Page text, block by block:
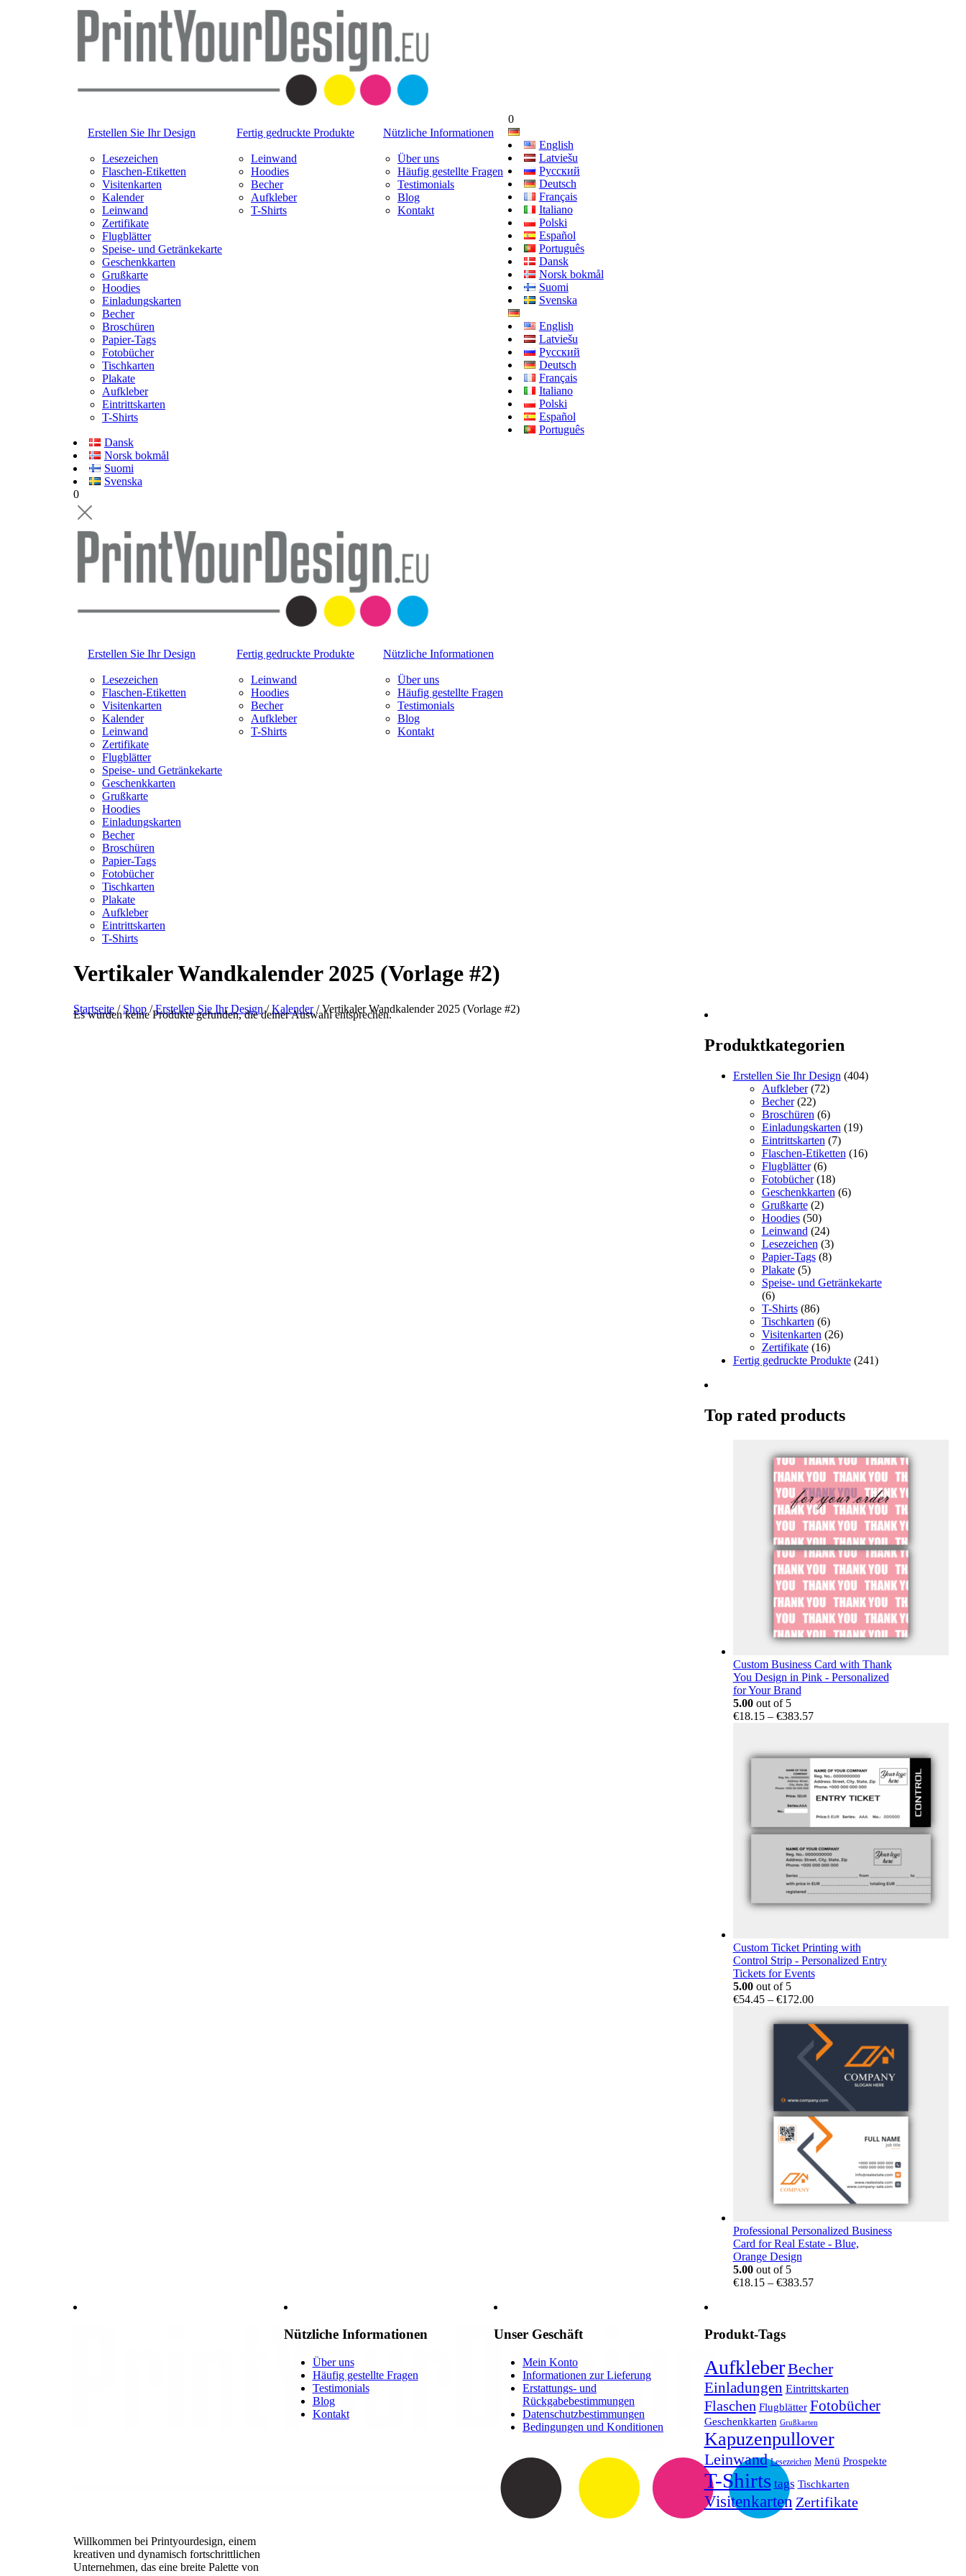
Erstellen Sie Ihr Design
Lesezeichen
Flaschen-Etiketten
Visitenkarten
Kalender
Leinwand
Zertifikate
Flugblätter
Speise- und Getränkekarte
Geschenkkarten
Grußkarte
Hoodies
Einladungskarten
Becher
Broschüren
Papier-Tags
Fotobücher
Tischkarten
Plakate
Aufkleber
Eintrittskarten
T-Shirts
Fertig gedruckte Produkte
Leinwand
Hoodies
Becher
Aufkleber
T-Shirts
Nützliche Informationen
Über uns
Häufig gestellte Fragen
Testimonials
Blog
Kontakt
0
English
Latviešu
Русский
Deutsch
Français
Italiano
Polski
Español
Português
Dansk
Norsk bokmål
Suomi
Svenska
English
Latviešu
Русский
Deutsch
Français
Italiano
Polski
Español
Português
Dansk
Norsk bokmål
Suomi
Svenska
0
Erstellen Sie Ihr Design
Lesezeichen
Flaschen-Etiketten
Visitenkarten
Kalender
Leinwand
Zertifikate
Flugblätter
Speise- und Getränkekarte
Geschenkkarten
Grußkarte
Hoodies
Einladungskarten
Becher
Broschüren
Papier-Tags
Fotobücher
Tischkarten
Plakate
Aufkleber
Eintrittskarten
T-Shirts
Fertig gedruckte Produkte
Leinwand
Hoodies
Becher
Aufkleber
T-Shirts
Nützliche Informationen
Über uns
Häufig gestellte Fragen
Testimonials
Blog
Kontakt
Vertikaler Wandkalender 2025 (Vorlage #2)
Startseite / Shop /Erstellen Sie Ihr Design/Kalender/ Vertikaler Wandkalender 2025 (Vorlage #2)
Es wurden keine Produkte gefunden, die deiner Auswahl entsprechen.
Produktkategorien
Erstellen Sie Ihr Design (404)
Aufkleber (72)
Becher (22)
Broschüren (6)
Einladungskarten (19)
Eintrittskarten (7)
Flaschen-Etiketten (16)
Flugblätter (6)
Fotobücher (18)
Geschenkkarten (6)
Grußkarte (2)
Hoodies (50)
Leinwand (24)
Lesezeichen (3)
Papier-Tags (8)
Plakate (5)
Speise- und Getränkekarte
(6)
T-Shirts (86)
Tischkarten (6)
Visitenkarten (26)
Zertifikate (16)
Fertig gedruckte Produkte (241)
Top rated products
Custom Business Card with Thank
You Design in Pink - Personalized
for Your Brand
5.00out of 5
€18.15 – €383.57Price
through
€383.57
Custom Ticket Printing with
Control Strip - Personalized Entry
Tickets for Events
5.00out of 5
€54.45 – €172.00Price
€54.45
through
€172.00
Professional Personalized Business
Card for Real Estate - Blue,
Orange Design
5.00out of 5
€18.15 – €383.57Price
Willkommen bei Printyourdesign, einem
kreativen und dynamisch fortschrittlichen
Unternehmen, das eine breite Palette von
Nützliche Informationen
Über uns
Häufig gestellte Fragen
Testimonials
Blog
Kontakt
Unser Geschäft
Mein Konto
Informationen zur Lieferung
Erstattungs- und
Rückgabebestimmungen
Datenschutzbestimmungen
Bedingungen und Konditionen
Produkt-Tags
AufkleberBecher
Einladungen Eintrittskarten
Flaschen Flugblätter Fotobücher
Geschenkkarten Grußkarten
Kapuzenpullover
Leinwand Lesezeichen Menü Prospekte
T-Shirts tags Tischkarten
Visitenkarten Zertifikate